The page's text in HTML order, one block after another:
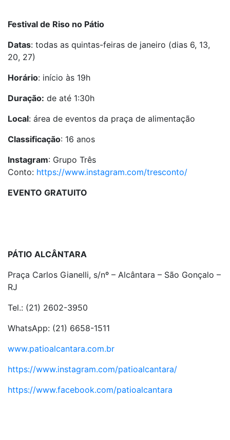
Festival de Riso no Pátio
Datas: todas as quintas-feiras de janeiro (dias 6, 13,
20, 27)
Horário: início às 19h
Duração: de até 1:30h
Local: área de eventos da praça de alimentação
Classificação: 16 anos
Instagram: Grupo Três
Conto: https://www.instagram.com/tresconto/
EVENTO GRATUITO
PÁTIO ALCÂNTARA
Praça Carlos Gianelli, s/nº – Alcântara – São Gonçalo –
RJ
Tel.: (21) 2602-3950
WhatsApp: (21) 6658-1511
www.patioalcantara.com.br
https://www.instagram.com/patioalcantara/
https://www.facebook.com/patioalcantara